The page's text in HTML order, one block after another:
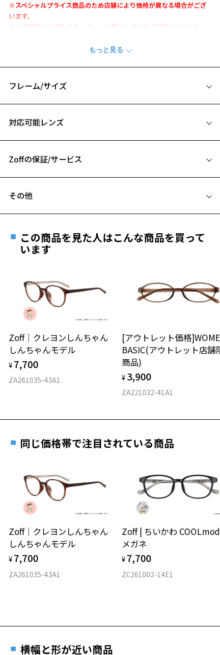
お気に入りリストは こちら
※スペシャルプライス商品のため店舗により価格が異なる場合がござ
います。
※この商品はお誕生日クーポン、一部クーポンをご利用できません。
いたずら好きなチップ＆デールの魅力を詰め込んだメガネ
『Disney “Donald ＆ Chip ’n Dale”』
いたずら好きの「チップ＆デール」と彼らに翻弄されながらも仲良し
な「ドナルドダック」
彼らの可愛らしさが詰まったZoffでしか手に入らないアイウェアコレ
ントに。
ナルイラストが焼き印風に。
ファン必見！
【カラー】
ZY232014-43E1：様々なシーンで使いやすいブラウン。
【付属品】オリジナルケース＆メガネ拭きセット
「チップとデール」と「ドナルド」の描きおろしオリジナルイラスト
が入った、Zoff でしか手に入らないグッズです。
※柄や色味の出方に個体差があり、画像と異なる場合がございます。
※オリジナルケースとメガネ拭きがセットになります。
"Donald ＆ Chip ’n Dale"特設ページをみる
フレーム/サイズ
B ブリッジ(鼻部分)の横幅：20mm
お持ちのZoffメガネサイズを確認するには？
仕上がり寸法
D 仕上がりの横幅：約133mm
15.6g
※着脱式サングラス：デモレンズ、アタッチメント込みの重さ
タイプ
材質
対応可能レンズ
フレームとレンズの合計料金を知りたい方へ
Zoffの保証/サービス
安心1 フレーム１年間品質保証
きます。
※保証期間内に交換が行われた場合、保証期間は初期の期間から
延長されません。
安心2 視力測定無料
視力の変化を早めに発見するために、定期的な視
力測定をおすすめいたします。
安心3 かかり具合調整無料
す。
その他
ご希望のお客さまは、「レンズ交換券」をお選びのうえ、
最寄りのZoff実店舗にてレンズをお買い求めください。
※サングラスやパッケージ品では「レンズ交換券」はお選び
談ください。
＜メガネの度数情報がわからない方へ＞
オンラインストアでフレームのみ購入して、
実店舗で度付きにできます
ご購入時に「レンズ交換券」をお選びいただくと、実店舗で
度数を測定のうえ、度付きレンズ（標準セットレンズ）へ無
お近くのZoff実店舗にて度数を測定いただけます（無料）。
その際は記入用紙をダウンロードしてお使いください。
この商品を見た人はこんな商品を買って
います
Zoff｜クレヨンしんちゃん
しんちゃんモデル
¥ 7,700
ZA261035-43A1
[アウトレット価格
BASIC(アウトレット店舗
商品)
¥ 3,900
ZA221032-41A1
同じ価格帯で注目されている商品
Zoff｜クレヨンしんちゃん
しんちゃんモデル
¥ 7,700
ZA261035-43A1
Zoff | ちいかわ
メガネ
¥ 7,700
ZC261002-14E1
横幅と形が近い商品